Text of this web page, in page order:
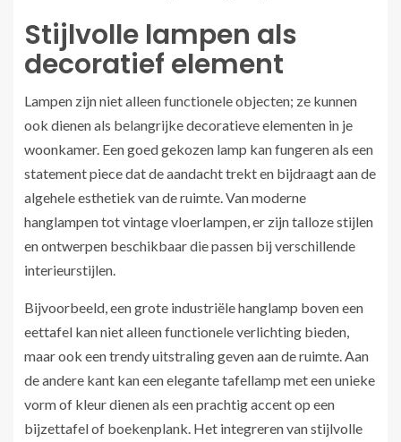
Stijlvolle lampen als
decoratief element
Lampen zijn niet alleen functionele objecten; ze kunnen
ook dienen als belangrijke decoratieve elementen in je
woonkamer. Een goed gekozen lamp kan fungeren als een
statement piece dat de aandacht trekt en bijdraagt aan de
algehele esthetiek van de ruimte. Van moderne
hanglampen tot vintage vloerlampen, er zijn talloze stijlen
en ontwerpen beschikbaar die passen bij verschillende
interieurstijlen.
Bijvoorbeeld, een grote industriële hanglamp boven een
eettafel kan niet alleen functionele verlichting bieden,
maar ook een trendy uitstraling geven aan de ruimte. Aan
de andere kant kan een elegante tafellamp met een unieke
vorm of kleur dienen als een prachtig accent op een
bijzettafel of boekenplank. Het integreren van stijlvolle